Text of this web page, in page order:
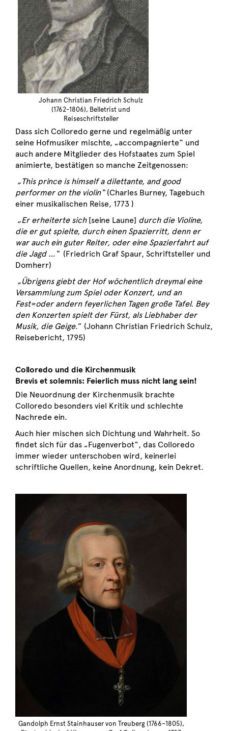
Johann Christian Friedrich Schulz
(1762-1806), Belletrist und
Reiseschriftsteller
Dass sich Colloredo gerne und regelmäßig unter
seine Hofmusiker mischte, „accompagnierte“ und
auch andere Mitglieder des Hofstaates zum Spiel
animierte, bestätigen so manche Zeitgenossen:
„This prince is himself a dilettante, and good
performer on the violin“(Charles Burney, Tagebuch
einer musikalischen Reise, 1773 )
„Er erheiterte sich[seine Laune] durch die Violine,
die er gut spielte, durch einen Spazierritt, denn er
war auch ein guter Reiter, oder eine Spazierfahrt auf
die Jagd …“(Friedrich Graf Spaur, Schriftsteller und
Domherr)
„Übrigens giebt der Hof wöchentlich dreymal eine
Versammlung zum Spiel oder Konzert, und an
Fest=oder andern feyerlichen Tagen große Tafel. Bey
den Konzerten spielt der Fürst, als Liebhaber der
Musik, die Geige.” (Johann Christian Friedrich Schulz,
Reisebericht, 1795)
Colloredo und die Kirchenmusik
Brevis et solemnis: Feierlich muss nicht lang sein!
Die Neuordnung der Kirchenmusik brachte
Colloredo besonders viel Kritik und schlechte
Nachrede ein.
Auch hier mischen sich Dichtung und Wahrheit. So
findet sich für das „Fugenverbot“, das Colloredo
immer wieder unterschoben wird, keinerlei
schriftliche Quellen, keine Anordnung, kein Dekret.
Gandolph Ernst Stainhauser von Treuberg (1766–1805),